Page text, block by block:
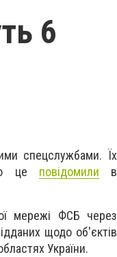
6
спецслужбами. Їх
це повідомили в
мережі ФСБ через
щодо об'єктів
України.